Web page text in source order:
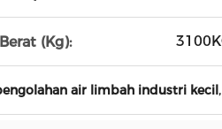
Berat (Kg):
air limbah industri kecil,